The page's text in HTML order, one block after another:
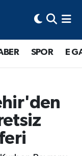
SPOR E